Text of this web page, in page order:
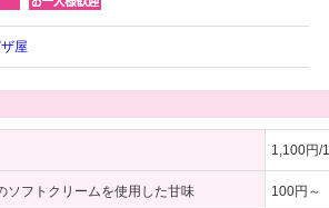
屋
1,100円/
ソフトクリームを使用した甘味 100円～